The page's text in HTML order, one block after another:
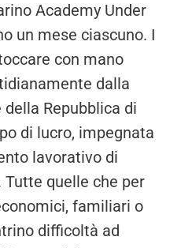
Academy Under
un mese ciascuno. I
con mano
dalla
Repubblica di
di lucro, impegnata
lavorativo di
quelle che per
familiari o
difficoltà ad